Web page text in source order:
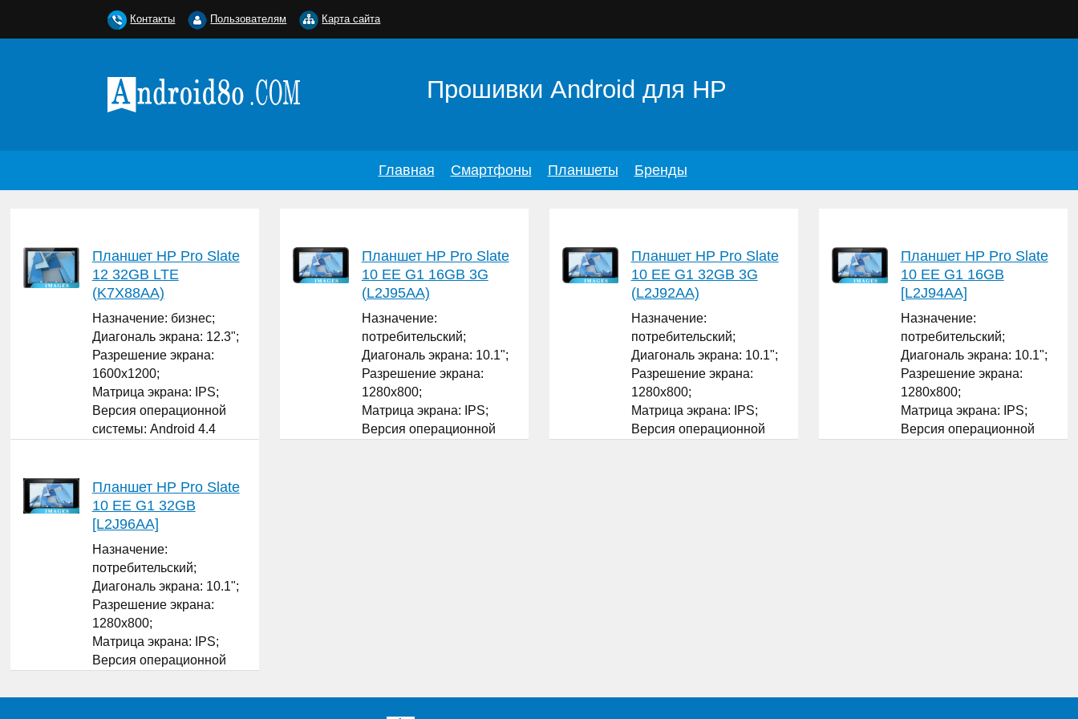
Прошивки Android для HP
Главная Смартфоны Планшеты Бренды
Планшет HP Pro Slate
12 32GB LTE
(K7X88AA)
Назначение: бизнес;
Диагональ экрана: 12.3";
Разрешение экрана:
1600x1200;
Матрица экрана: IPS;
Версия операционной
системы: Android 4.4
да ;
Оперативная память: 2
ГБ;
Планшет HP Pro Slate
10 EE G1 16GB 3G
(L2J95AA)
Назначение:
потребительский;
Диагональ экрана: 10.1";
Разрешение экрана:
1280x800;
Матрица экрана: IPS;
Версия операционной
Планшет HP Pro Slate
10 EE G1 32GB 3G
(L2J92AA)
Назначение:
потребительский;
Диагональ экрана: 10.1";
Разрешение экрана:
1280x800;
Матрица экрана: IPS;
Версия операционной
Планшет HP Pro Slate
10 EE G1 16GB
[L2J94AA]
Назначение:
потребительский;
Диагональ экрана: 10.1";
Разрешение экрана:
1280x800;
Матрица экрана: IPS;
Версия операционной
Планшет HP Pro Slate
10 EE G1 32GB
[L2J96AA]
Назначение:
потребительский;
Диагональ экрана: 10.1";
Разрешение экрана:
1280x800;
Матрица экрана: IPS;
Версия операционной
Lollipop;
Контакты Пользователям Карта сайта